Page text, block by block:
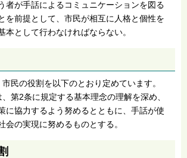
者が手話によるコミュニケーションを図る
を前提として、市民が相互に人格と個性を
本として行わなければならない。
民の役割を以下のとおり定めています。
第2条に規定する基本理念の理解を深め、
に協力するよう努めるとともに、手話が使
会の実現に努めるものとする。